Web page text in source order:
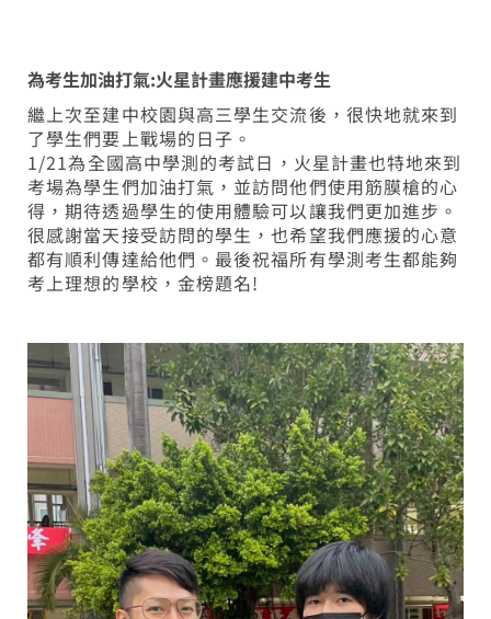
為考生加油打氣:火星計畫應援建中考生
繼上次至建中校園與高三學生交流後，很快地就來到
了學生們要上戰場的日子。
1/21為全國高中學測的考試日，火星計畫也特地來到
考場為學生們加油打氣，並訪問他們使用筋膜槍的心
得，期待透過學生的使用體驗可以讓我們更加進步。
很感謝當天接受訪問的學生，也希望我們應援的心意
都有順利傳達給他們。最後祝福所有學測考生都能夠
考上理想的學校，金榜題名!